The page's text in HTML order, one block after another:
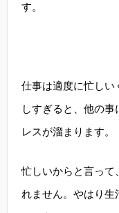
す。
仕事は適度に忙しい
しすぎると、他の
レスが溜まります。
忙しいからと言って
れません。やはり生